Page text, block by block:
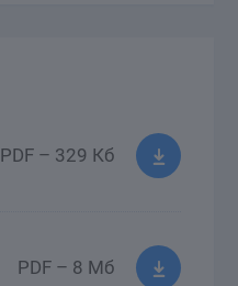
PDF – 329 Кб
PDF – 8 Мб